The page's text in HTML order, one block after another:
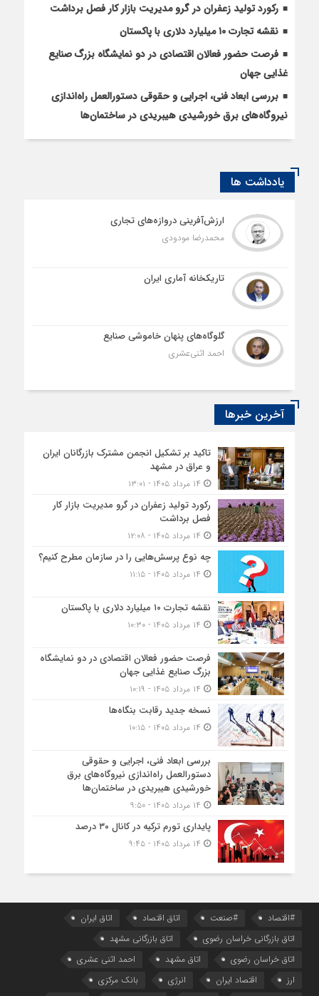
رکورد تولید زعفران در گرو مدیریت بازار کار فصل برداشت
نقشه تجارت ۱۰‌ میلیارد دلاری با پاکستان
فرصت حضور فعالان اقتصادی در دو نمایشگاه بزرگ صنایع
غذایی جهان
بررسی ابعاد فنی، اجرایی و حقوقی دستورالعمل راه‌اندازی
نیروگاه‌های برق خورشیدی هیبریدی در ساختمان‌ها
یادداشت ها
ارزش‌آفرینی دروازه‌های تجاری
محمدرضا مودودی
تاریکخانه آماری ایران
گلوگاه‌های پنهان خاموشی صنایع
احمد اثنی‌عشری
آخرین خبرها
تاکید بر تشکیل انجمن مشترک بازرگانان ایران
و عراق در مشهد
رکورد تولید زعفران در گرو مدیریت بازار کار
فصل برداشت
چه نوع پرسش‌هایی را در سازمان مطرح کنیم؟
نقشه تجارت ۱۰‌ میلیارد دلاری با پاکستان
فرصت حضور فعالان اقتصادی در دو نمایشگاه
بزرگ صنایع غذایی جهان
نسخه جدید رقابت‌ بنگاه‌ها
بررسی ابعاد فنی، اجرایی و حقوقی
دستورالعمل راه‌اندازی نیروگاه‌های برق
خورشیدی هیبریدی در ساختمان‌ها
پایداری تورم ترکیه در کانال ۳۰ درصد
#اقتصاد #صنعت اتاق اقتصاد
اتاق ایران
اتاق بازرگانی خراسان رضوی
اتاق بازرگانی مشهد
اتاق خراسان رضوی
اتاق مشهد
احمد اثنی عشری
ارز
اقتصاد ایران انرژی
بانک مرکزی